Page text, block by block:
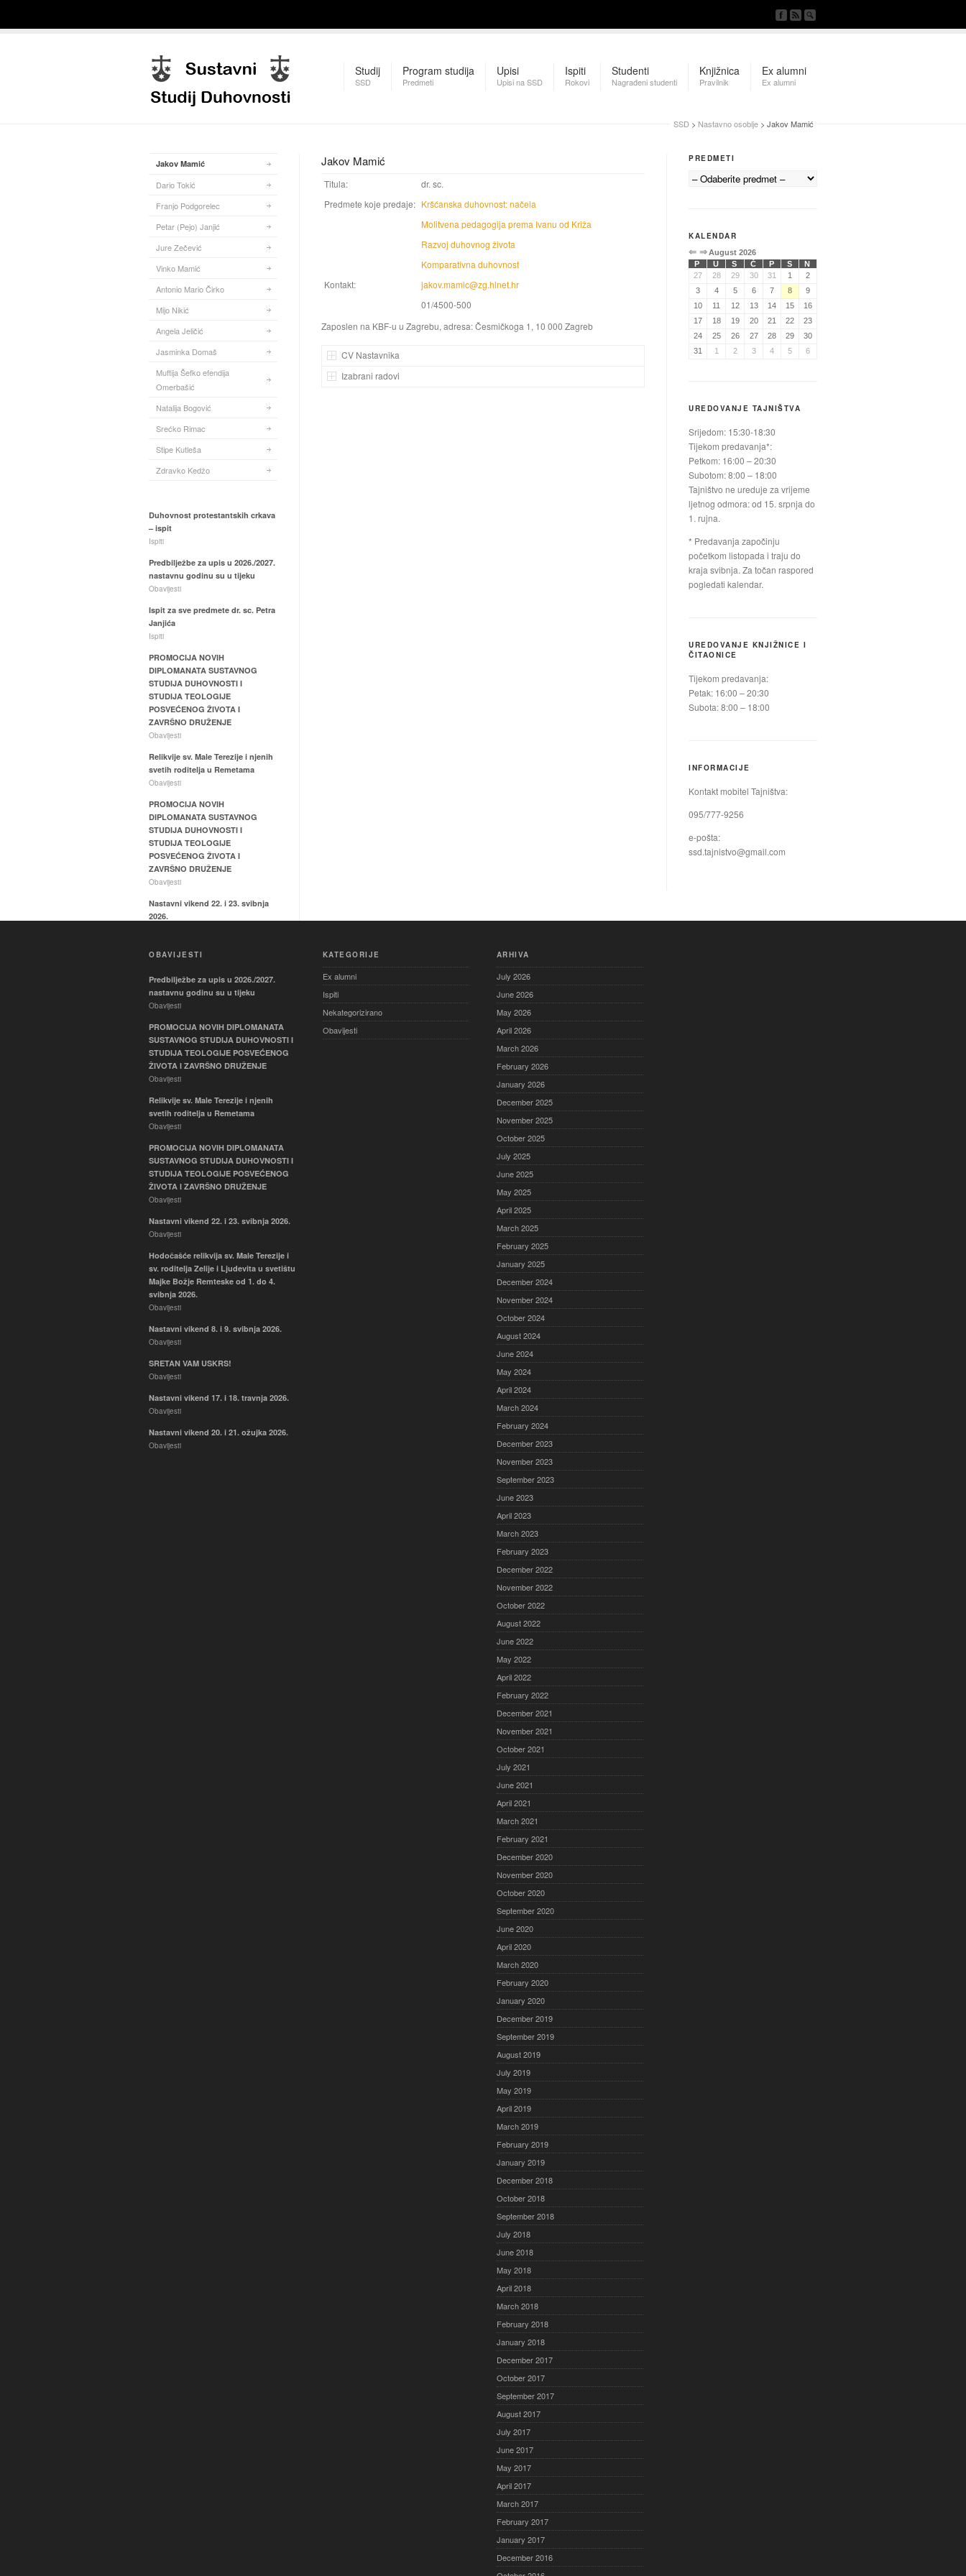
Studij
SSD
Program studija
Predmeti
Upisi
Upisi na SSD
Ispiti
Rokovi
Studenti
Nagrađeni studenti
Knjižnica
Pravilnik
Ex alumni
Ex alumni
SSD > Nastavno osoblje > Jakov Mamić
Jakov Mamić
Titula:
dr. sc.
Predmete koje predaje: Kršćanska duhovnost: načela
Molitvena pedagogija prema Ivanu od Križa
Razvoj duhovnog života
Komparativna duhovnost
Kontakt:
jakov.mamic@zg.hinet.hr
01/4500-500
Zaposlen na KBF-u u Zagrebu, adresa: Česmičkoga 1, 10 000 Zagreb
CV Nastavnika
Izabrani radovi
Jakov Mamić
Dario Tokić
Franjo Podgorelec
Petar (Pejo) Janjić
Jure Zečević
Vinko Mamić
Antonio Mario Čirko
Mijo Nikić
Angela Jeličić
Jasminka Domaš
Muftija Šefko efendija
Omerbašić
Natalija Bogović
Srećko Rimac
Stipe Kutleša
Zdravko Kedžo
Duhovnost protestantskih crkava
– ispit
Ispiti
Predbilježbe za upis u 2026./2027.
nastavnu godinu su u tijeku
Obavijesti
Ispit za sve predmete dr. sc. Petra
Janjića
Ispiti
PROMOCIJA NOVIH
DIPLOMANATA SUSTAVNOG
STUDIJA DUHOVNOSTI I
STUDIJA TEOLOGIJE
POSVEĆENOG ŽIVOTA I
ZAVRŠNO DRUŽENJE
Obavijesti
Relikvije sv. Male Terezije i njenih
svetih roditelja u Remetama
Obavijesti
PROMOCIJA NOVIH
DIPLOMANATA SUSTAVNOG
STUDIJA DUHOVNOSTI I
STUDIJA TEOLOGIJE
POSVEĆENOG ŽIVOTA I
ZAVRŠNO DRUŽENJE
Obavijesti
Nastavni vikend 22. i 23. svibnja
2026.
Aretološka dimenzija duhovnog
Ispiti
Mediji i društvo – ispit
Ispiti
Hodočašće relikvija sv. Male
Terezije i sv. roditelja Zelije i
Ljudevita u svetištu Majke Božje
Remteske od 1. do 4. svibnja
2026.
Obavijesti
PREDMETI
KALENDAR
⇐ ⇒August 2026
P
U S Č P S
N
27
28 29 30 31 1
2
3
4 5 6 7 8
9
10
11 12 13 14 15
16
17
18 19 20 21 22
23
24
25 26 27 28 29
30
31
1 2 3 4 5 6
UREDOVANJE TAJNIŠTVA
Srijedom: 15:30-18:30
Tijekom predavanja*:
Petkom: 16:00 – 20:30
Subotom: 8:00 – 18:00
Tajništvo ne ureduje za vrijeme
ljetnog odmora: od 15. srpnja do
1. rujna.
* Predavanja započinju
početkom listopada i traju do
kraja svibnja. Za točan raspored
pogledati kalendar.
UREDOVANJE KNJIŽNICE I
ČITAONICE
Tijekom predavanja:
Petak: 16:00 – 20:30
Subota: 8:00 – 18:00
INFORMACIJE
Kontakt mobitel Tajništva:
095/777-9256
e-pošta:
ssd.tajnistvo@gmail.com
OBAVIJESTI
Predbilježbe za upis u 2026./2027.
nastavnu godinu su u tijeku
Obavijesti
PROMOCIJA NOVIH DIPLOMANATA
SUSTAVNOG STUDIJA DUHOVNOSTI I
STUDIJA TEOLOGIJE POSVEĆENOG
ŽIVOTA I ZAVRŠNO DRUŽENJE
Obavijesti
Relikvije sv. Male Terezije i njenih
svetih roditelja u Remetama
Obavijesti
PROMOCIJA NOVIH DIPLOMANATA
SUSTAVNOG STUDIJA DUHOVNOSTI I
STUDIJA TEOLOGIJE POSVEĆENOG
ŽIVOTA I ZAVRŠNO DRUŽENJE
Obavijesti
Nastavni vikend 22. i 23. svibnja 2026.
Obavijesti
Hodočašće relikvija sv. Male Terezije i
sv. roditelja Zelije i Ljudevita u svetištu
Majke Božje Remteske od 1. do 4.
svibnja 2026.
Obavijesti
Nastavni vikend 8. i 9. svibnja 2026.
Obavijesti
SRETAN VAM USKRS!
Obavijesti
Nastavni vikend 17. i 18. travnja 2026.
Obavijesti
Nastavni vikend 20. i 21. ožujka 2026.
Obavijesti
KATEGORIJE
Ex alumni
Ispiti
Nekategorizirano
Obavijesti
ARHIVA
July 2026
June 2026
May 2026
April 2026
March 2026
February 2026
January 2026
December 2025
November 2025
October 2025
July 2025
June 2025
May 2025
April 2025
March 2025
February 2025
January 2025
December 2024
November 2024
October 2024
August 2024
June 2024
May 2024
April 2024
March 2024
February 2024
December 2023
November 2023
September 2023
June 2023
April 2023
March 2023
February 2023
December 2022
November 2022
October 2022
August 2022
June 2022
May 2022
April 2022
February 2022
December 2021
November 2021
October 2021
July 2021
June 2021
April 2021
March 2021
February 2021
December 2020
November 2020
October 2020
September 2020
June 2020
April 2020
March 2020
February 2020
January 2020
December 2019
September 2019
August 2019
July 2019
May 2019
April 2019
March 2019
February 2019
January 2019
December 2018
October 2018
September 2018
July 2018
June 2018
May 2018
April 2018
March 2018
February 2018
January 2018
December 2017
October 2017
September 2017
August 2017
July 2017
June 2017
May 2017
April 2017
March 2017
February 2017
January 2017
December 2016